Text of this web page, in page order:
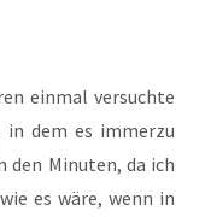
ein­mal ver­such­te
dem es immer­zu
den Minu­ten, da ich
es wäre, wenn in